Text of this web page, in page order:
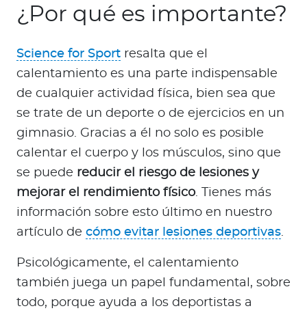
¿Por qué es importante?
Science for Sport resalta que el
calentamiento es una parte indispensable
de cualquier actividad física, bien sea que
se trate de un deporte o de ejercicios en un
gimnasio. Gracias a él no solo es posible
calentar el cuerpo y los músculos, sino que
se puede reducir el riesgo de lesiones y
mejorar el rendimiento físico. Tienes más
información sobre esto último en nuestro
artículo de cómo evitar lesiones deportivas.
Psicológicamente, el calentamiento
también juega un papel fundamental, sobre
todo, porque ayuda a los deportistas a